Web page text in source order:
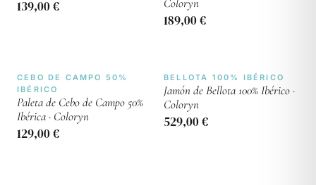
139,00 €
Coloryn
189,00 €
CEBO DE CAMPO 50%
IBÉRICO
Paleta de Cebo de Campo 50%
Ibérica · Coloryn
129,00 €
BELLOTA 100% IBÉRICO
Jamón de Bellota 100% Ibérico ·
Coloryn
529,00 €